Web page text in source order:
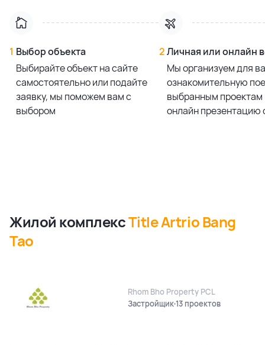
1 Выбор объекта
Выбирайте объект на сайте
самостоятельно или подайте
заявку, мы поможем вам с
выбором
2Личная или онлайн
Мы организуем для
ознакомительную
выбранным проектам
онлайн презентацию
Жилой комплексTitle Artrio Bang
Tao
Rhom Bho Property PCL
Застройщик13 проектов